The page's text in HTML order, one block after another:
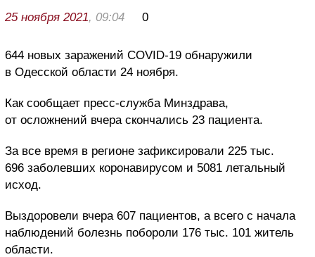
25 ноября 2021, 09:04 0
644 новых заражений COVID-19 обнаружили
в Одесской области 24 ноября.
Как сообщает пресс-служба Минздрава,
от осложнений вчера скончались 23 пациента.
За все время в регионе зафиксировали 225 тыс.
696 заболевших коронавирусом и 5081 летальный
исход.
Выздоровели вчера 607 пациентов, а всего с начала
наблюдений болезнь побороли 176 тыс. 101 житель
области.